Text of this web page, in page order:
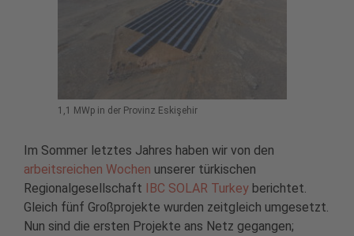
1,1 MWp in der Provinz Eskişehir
Im Sommer letztes Jahres haben wir von den
arbeitsreichen Wochen unserer türkischen
Regionalgesellschaft IBC SOLAR Turkey berichtet.
Gleich fünf Großprojekte wurden zeitgleich umgesetzt.
Nun sind die ersten Projekte ans Netz gegangen;